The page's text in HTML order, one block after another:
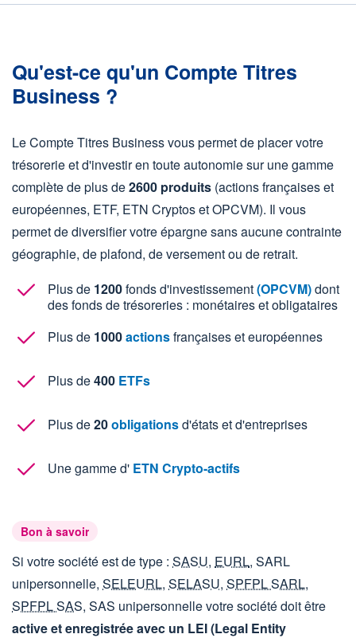
Qu'est-ce qu'un Compte Titres
Business ?
LeCompte Titres Businessvous permet de placer votre
trésorerie et d'investir en toute autonomie sur une gamme
complète de plus de2600 produits (actions françaises et
européennes, ETF, ETN Cryptos et OPCVM). Il vous
permet de diversifier votre épargne sans aucune contrainte
géographie, de plafond, de versement ou de retrait.
Plus de 1200fonds d'investissement(OPCVM)dont
des fonds de trésoreries : monétaires et obligataires
Plus de 1000actionsfrançaises et européennes
Plus de400 ETFs
Plus de20obligationsd'états et d'entreprises
Une gamme d' ETN Crypto-actifs
Bon à savoir
Si votre société est de type : SASU, EURL, SARL
unipersonnelle, SELEURL, SELASU, SPFPL SARL,
SPFPL SAS, SAS unipersonnelle votre société doit être
active et enregistrée avec un LEI (Legal Entity